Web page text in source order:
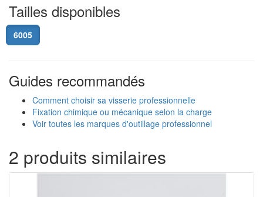
Tailles disponibles
6005
Guides recommandés
Comment choisir sa visserie professionnelle
Fixation chimique ou mécanique selon la charge
Voir toutes les marques d'outillage professionnel
2 produits similaires